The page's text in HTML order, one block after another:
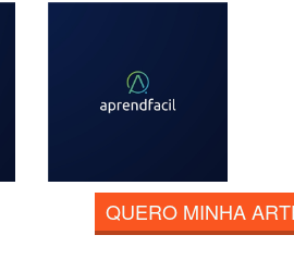
QUERO MINHA